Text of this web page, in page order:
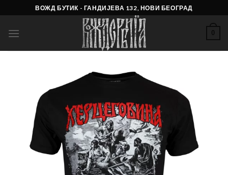
to
content
ВОЖД БУТИК - ГАНДИЈЕВА 132, НОВИ БЕОГРАД
0